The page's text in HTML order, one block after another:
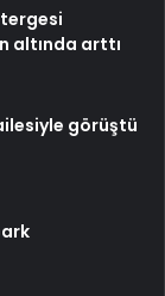
altında arttı
görüştü